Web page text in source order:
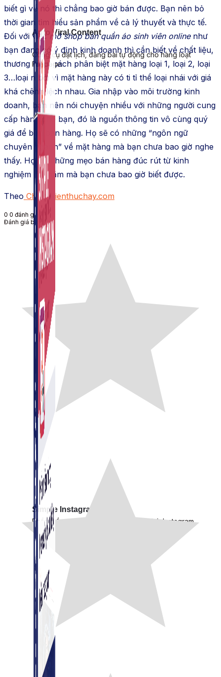
Simple Instagram
Phần mềm gửi follow, nhắn tin, nuôi nick Instagram.
Auto Viral Content
Công cụ đặt lịch, đăng bài tự động cho hàng loạt
Fanpage.
biết gì về nó thì chẳng bao giờ bán được. Bạn nên bỏ
thời gian tìm hiểu sản phẩm về cả lý thuyết và thực tế.
Đối với việc mở shop bán quần áo sinh viên online như
bạn đang có ý định kinh doanh thì cần biết về chất liệu,
thương hiệu, cách phân biệt mặt hàng loại 1, loại 2, loại
3…loại n bởi vì mặt hàng này có ti tỉ thể loại nhái với giá
khá chênh lệch nhau. Gia nhập vào môi trường kinh
doanh, bạn nên nói chuyện nhiều với những người cung
cấp hàng cho bạn, đó là nguồn thông tin vô cùng quý
giá để bạn bán hàng. Họ sẽ có những “ngôn ngữ
chuyên ngành” về mặt hàng mà bạn chưa bao giờ nghe
thấy. Họ có những mẹo bán hàng đúc rút từ kinh
nghiệm lâu năm mà bạn chưa bao giờ biết được.
Theo Chiasekienthuchay.com
0 0 đánh giá
Đánh giá bài viết